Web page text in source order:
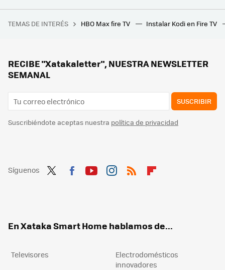
Cuándo merece la pena conectar tu smart TV al router con cable Ethernet
La generación Z invierte el 60% de su sueldo en un iPhone (en el mejor de los casos). Y pese a todo, lo prefieren antes que un Android
TEMAS DE INTERÉS HBO Max fire TV Instalar Kodi en Fire TV
RECIBE "Xatakaletter", NUESTRA NEWSLETTER
SEMANAL
SUSCRIBIR
Suscribiéndote aceptas nuestra política de privacidad
Síguenos
En Xataka Smart Home hablamos de...
Televisores
Electrodomésticos
innovadores